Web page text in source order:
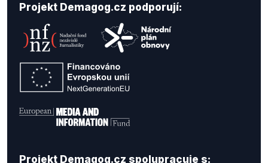
Projekt Demagog.cz podporují:
Projekt Demagog.cz spolupracuje s: